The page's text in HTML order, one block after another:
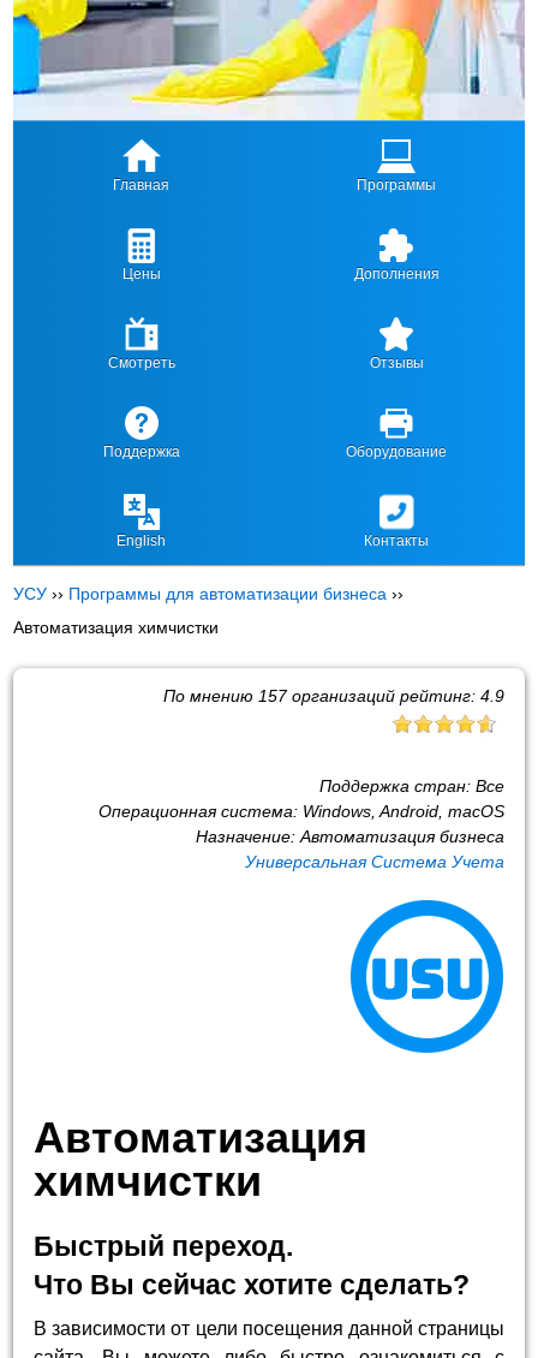
Главная Программы
Цены Дополнения
Смотреть Отзывы
Поддержка Оборудование
English Контакты
УСУ ›› Программы для автоматизации бизнеса ››
Автоматизация химчистки
По мнению 157организаций рейтинг: 4.9
Поддержка стран: Все
Операционная система: Windows, Android, macOS
Назначение: Автоматизация бизнеса
Универсальная Система Учета
Автоматизация
химчистки
Быстрый переход.
Что Вы сейчас хотите сделать?
В зависимости от цели посещения данной страницы